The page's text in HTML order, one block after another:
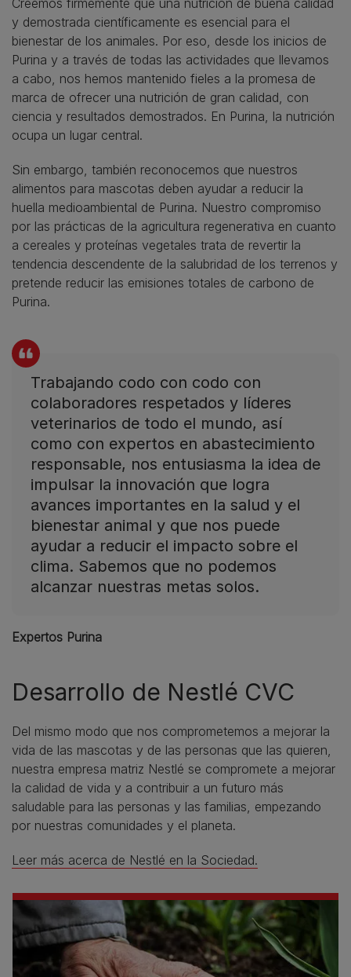
y demostrada científicamente es esencial para el
bienestar de los animales. Por eso, desde los inicios de
Purina y a través de todas las actividades que llevamos
a cabo, nos hemos mantenido fieles a la promesa de
marca de ofrecer una nutrición de gran calidad, con
ciencia y resultados demostrados. En Purina, la nutrición
ocupa un lugar central.
Sin embargo, también reconocemos que nuestros
alimentos para mascotas deben ayudar a reducir la
huella medioambiental de Purina. Nuestro compromiso
por las prácticas de la agricultura regenerativa en cuanto
a cereales y proteínas vegetales trata de revertir la
tendencia descendente de la salubridad de los terrenos y
pretende reducir las emisiones totales de carbono de
Purina.
Trabajando codo con codo con
colaboradores respetados y líderes
veterinarios de todo el mundo, así
como con expertos en abastecimiento
responsable, nos entusiasma la idea de
impulsar la innovación que logra
avances importantes en la salud y el
bienestar animal y que nos puede
ayudar a reducir el impacto sobre el
clima. Sabemos que no podemos
alcanzar nuestras metas solos.
Expertos Purina
Desarrollo de Nestlé CVC
Del mismo modo que nos comprometemos a mejorar la
vida de las mascotas y de las personas que las quieren,
nuestra empresa matriz Nestlé se compromete a mejorar
la calidad de vida y a contribuir a un futuro más
saludable para las personas y las familias, empezando
por nuestras comunidades y el planeta.
Leer más acerca de Nestlé en la Sociedad.